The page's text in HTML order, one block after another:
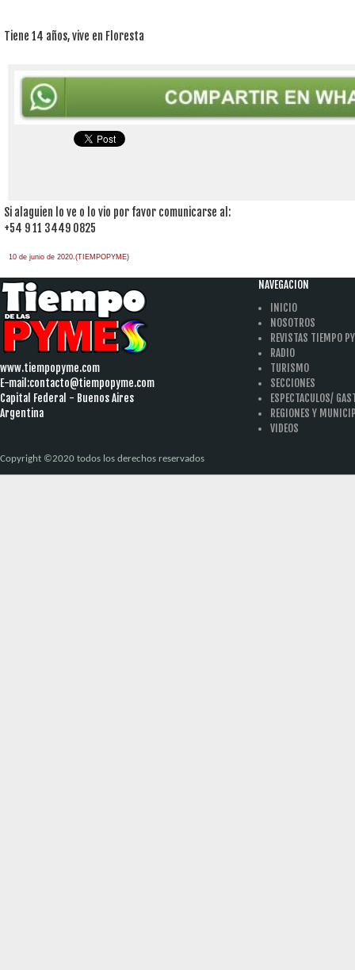
Tiene 14 años, vive en Floresta
Si alaguien lo ve o lo vio por favor comunicarse al:
+54 9 11 3449 0825
10 de junio de 2020.(TIEMPOPYME)
www.tiempopyme.com
E-mail:contacto@tiempopyme.com
Capital Federal - Buenos Aires
Argentina
NAVEGACION
INICIO
NOSOTROS
REVISTAS TIEMPO
RADIO
TURISMO
SECCIONES
ESPECTACULOS/
REGIONES Y
VIDEOS
Copyright ©2020 todos los derechos reservados